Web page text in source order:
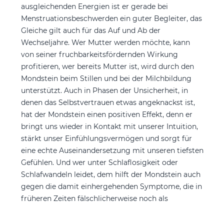
ausgleichenden Energien ist er gerade bei
Menstruationsbeschwerden ein guter Begleiter, das
Gleiche gilt auch für das Auf und Ab der
Wechseljahre. Wer Mutter werden möchte, kann
von seiner fruchbarkeitsfördernden Wirkung
profitieren, wer bereits Mutter ist, wird durch den
Mondstein beim Stillen und bei der Milchbildung
unterstützt. Auch in Phasen der Unsicherheit, in
denen das Selbstvertrauen etwas angeknackst ist,
hat der Mondstein einen positiven Effekt, denn er
bringt uns wieder in Kontakt mit unserer Intuition,
stärkt unser Einfühlungsvermögen und sorgt für
eine echte Auseinandersetzung mit unseren tiefsten
Gefühlen. Und wer unter Schlaflosigkeit oder
Schlafwandeln leidet, dem hilft der Mondstein auch
gegen die damit einhergehenden Symptome, die in
früheren Zeiten fälschlicherweise noch als